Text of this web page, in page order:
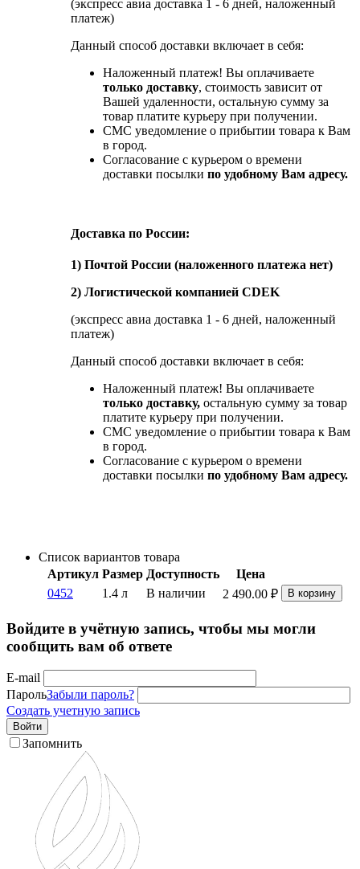
(экспресс авиа доставка 1 - 6 дней, наложенный
платеж)
Данный способ доставки включает в себя:
Наложенный платеж! Вы оплачиваете
только доставку, стоимость зависит от
Вашей удаленности, остальную сумму за
товар платите курьеру при получении.
СМС уведомление о прибытии товара к Вам
в город.
Согласование с курьером о времени
доставки посылки по удобному Вам адресу.
Доставка по России:
1) Почтой России (наложенного платежа нет)
2) Логистической компанией CDEK
(экспресс авиа доставка 1 - 6 дней, наложенный
платеж)
Данный способ доставки включает в себя:
Наложенный платеж! Вы оплачиваете
только доставку, остальную сумму за товар
платите курьеру при получении.
СМС уведомление о прибытии товара к Вам
в город.
Согласование с курьером о времени
доставки посылки по удобному Вам адресу.
Список вариантов товара
Артикул Размер Доступность
Цена
0452
1.4 л В наличии 2 490.00 ₽ В корзину
Войдите в учётную запись, чтобы мы могли
сообщить вам об ответе
E-mail
ПарольЗабыли пароль?
Создать учетную запись
Войти
Запомнить